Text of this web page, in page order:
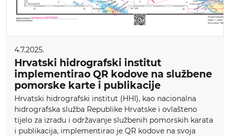
4.7.2025.
Hrvatski hidrografski institut
implementirao QR kodove na službene
pomorske karte i publikacije
Hrvatski hidrografski institut (HHI), kao nacionalna
hidrografska služba Republike Hrvatske i ovlašteno
tijelo za izradu i održavanje službenih pomorskih karata
i publikacija, implementirao je QR kodove na svoja